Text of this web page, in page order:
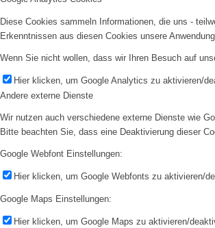
Diese Cookies sammeln Informationen, die uns -
Erkenntnissen aus diesen Cookies unsere
Wenn Sie nicht wollen, dass wir Ihren Besuch auf
Hier klicken, um Google Analytics zu aktivieren/
Andere externe Dienste
Wir nutzen auch verschiedene externe Dienste wie
Bitte beachten Sie, dass eine Deaktivierung dieser
Google Webfont Einstellungen:
Hier klicken, um Google Webfonts zu aktivieren/
Google Maps Einstellungen:
Hier klicken, um Google Maps zu aktivieren/